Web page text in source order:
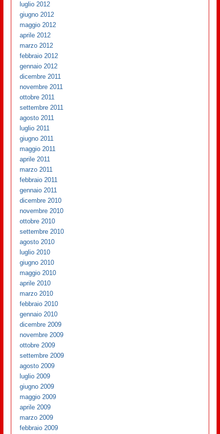
luglio 2012
giugno 2012
maggio 2012
aprile 2012
marzo 2012
febbraio 2012
gennaio 2012
dicembre 2011
novembre 2011
ottobre 2011
settembre 2011
agosto 2011
luglio 2011
giugno 2011
maggio 2011
aprile 2011
marzo 2011
febbraio 2011
gennaio 2011
dicembre 2010
novembre 2010
ottobre 2010
settembre 2010
agosto 2010
luglio 2010
giugno 2010
maggio 2010
aprile 2010
marzo 2010
febbraio 2010
gennaio 2010
dicembre 2009
novembre 2009
ottobre 2009
settembre 2009
agosto 2009
luglio 2009
giugno 2009
maggio 2009
aprile 2009
marzo 2009
febbraio 2009